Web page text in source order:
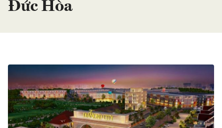
Đức Hòa